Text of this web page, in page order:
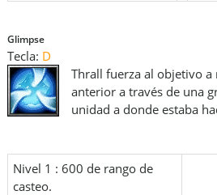
Glimpse
Tecla: D
Thrall fuerza al objetivo a
anterior a través de una
unidad a donde estaba
Nivel 1 : 600 de rango de
casteo.